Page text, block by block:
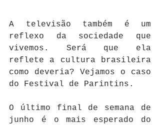
A televisão também é um
reflexo da sociedade que
vivemos. Será que ela
reflete a cultura brasileira
como deveria? Vejamos o caso
do Festival de Parintins.
O último final de semana de
junho é o mais esperado do